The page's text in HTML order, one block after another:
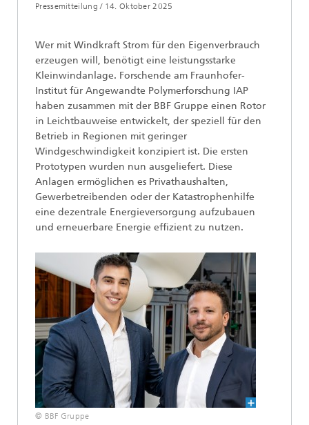
Pressemitteilung / 14. Oktober 2025
Wer mit Windkraft Strom für den Eigenverbrauch
erzeugen will, benötigt eine leistungsstarke
Kleinwindanlage. Forschende am Fraunhofer-
Institut für Angewandte Polymerforschung IAP
haben zusammen mit der BBF Gruppe einen Rotor
in Leichtbauweise entwickelt, der speziell für den
Betrieb in Regionen mit geringer
Windgeschwindigkeit konzipiert ist. Die ersten
Prototypen wurden nun ausgeliefert. Diese
Anlagen ermöglichen es Privathaushalten,
Gewerbetreibenden oder der Katastrophenhilfe
eine dezentrale Energieversorgung aufzubauen
und erneuerbare Energie effizient zu nutzen.
© BBF Gruppe